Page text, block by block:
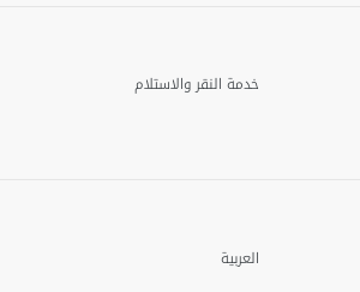
خدمة النقر والاستلام
العربية